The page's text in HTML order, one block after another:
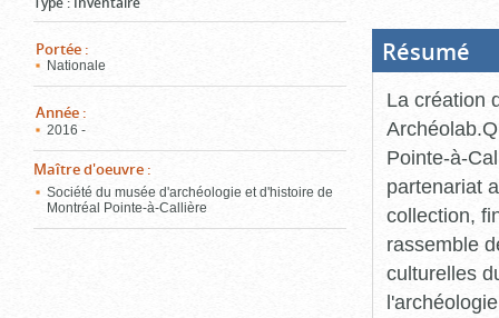
Portée :
Nationale
Année :
2016 -
Maître d'oeuvre :
Société du musée d'archéologie et d'histoire de
Montréal Pointe-à-Callière
Résumé
La création
Pointe-à-
partenariat
collection,
rassemble
culturelles